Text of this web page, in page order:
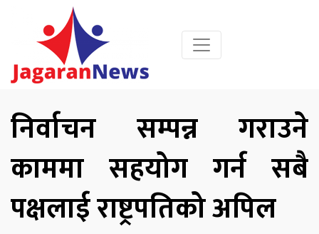
निर्वाचन सम्पन्न गराउने
काममा सहयोग गर्न सबै
पक्षलाई राष्ट्रपतिको अपिल